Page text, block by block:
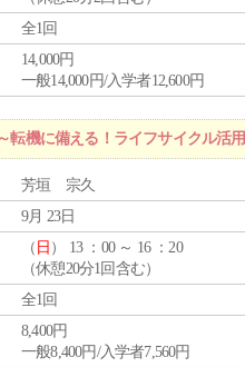
全1回
14,000円
一般14,000円/入学者12,600円
転機に備える！ライフサイクル活
芳垣 宗久
9月 23日
（ 日 ） 13 ：00 ～ 16 ：20
（休憩20分1回含む）
全1回
8,400円
一般8,400円/入学者7,560円